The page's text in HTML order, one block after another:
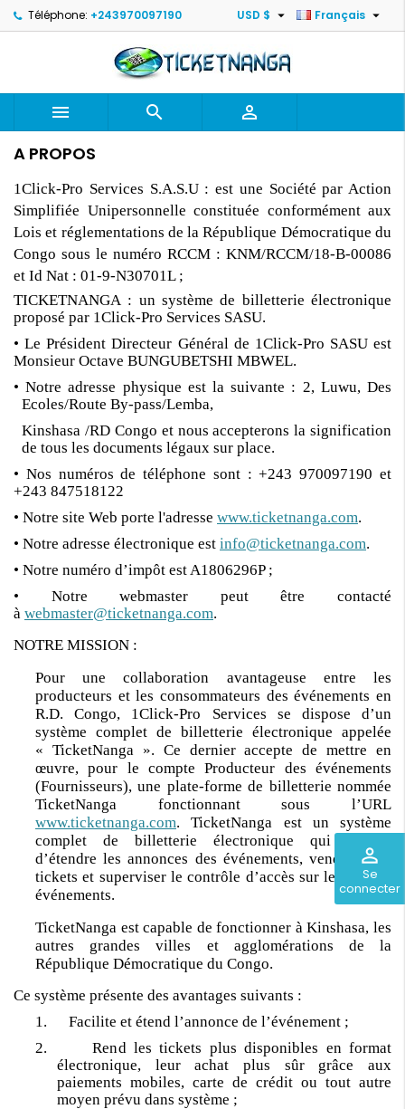
Téléphone: +243970097190 Français 
USD $ 
perm_identity
Se
connecter
  
A PROPOS
1Click-Pro Services S.A.S.U : est une Société par Action
Simplifiée Unipersonnelle constituée conformément aux
Lois et réglementations de la République Démocratique du
Congo sous le numéro RCCM : KNM/RCCM/18-B-00086
et Id Nat : 01-9-N30701L ;
TICKETNANGA : un système de billetterie électronique
proposé par 1Click-Pro Services SASU.
• Le Président Directeur Général de 1Click-Pro SASU est
Monsieur Octave BUNGUBETSHI MBWEL.
• Notre adresse physique est la suivante : 2, Luwu, Des
Ecoles/Route By-pass/Lemba,
Kinshasa /RD Congo et nous accepterons la signification
de tous les documents légaux sur place.
• Nos numéros de téléphone sont : +243 970097190 et
+243 847518122
• Notre site Web porte l'adresse www.ticketnanga.com.
• Notre adresse électronique est info@ticketnanga.com.
• Notre numéro d’impôt est A1806296P ;
• Notre webmaster peut être contacté
à webmaster@ticketnanga.com.
NOTRE MISSION :
Pour une collaboration avantageuse entre les
producteurs et les consommateurs des événements en
R.D. Congo, 1Click-Pro Services se dispose d’un
système complet de billetterie électronique appelée
« TicketNanga ». Ce dernier accepte de mettre en
œuvre, pour le compte Producteur des événements
(Fournisseurs), une plate-forme de billetterie nommée
TicketNanga fonctionnant sous l’URL
www.ticketnanga.com. TicketNanga est un système
complet de billetterie électronique qui permet
d’étendre les annonces des événements, vendre leurs
tickets et superviser le contrôle d’accès sur le lieu des
événements.
TicketNanga est capable de fonctionner à Kinshasa, les
autres grandes villes et agglomérations de la
République Démocratique du Congo.
Ce système présente des avantages suivants :
1. Facilite et étend l’annonce de l’événement ;
2. Rend les tickets plus disponibles en format
électronique, leur achat plus sûr grâce aux
paiements mobiles, carte de crédit ou tout autre
moyen prévu dans système ;